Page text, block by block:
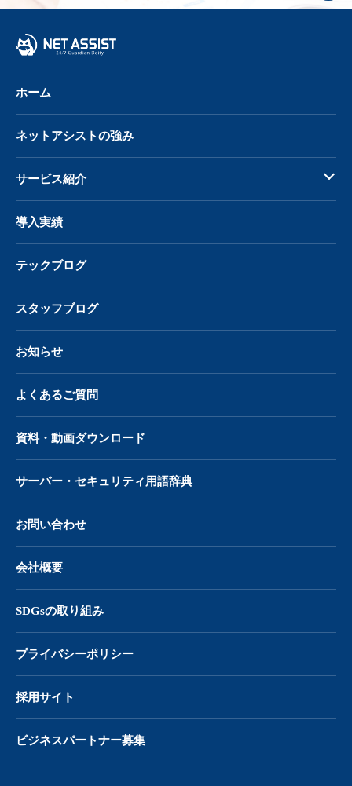
へ
ホーム
ネットアシストの強み
サービス紹介
導入実績
テックブログ
スタッフブログ
お知らせ
よくあるご質問
資料・動画ダウンロード
サーバー・ セキュリティ用語辞典
お問い合わせ
会社概要
SDGsの取り組み
プライバシーポリシー
採用サイト
ビジネスパートナー募集